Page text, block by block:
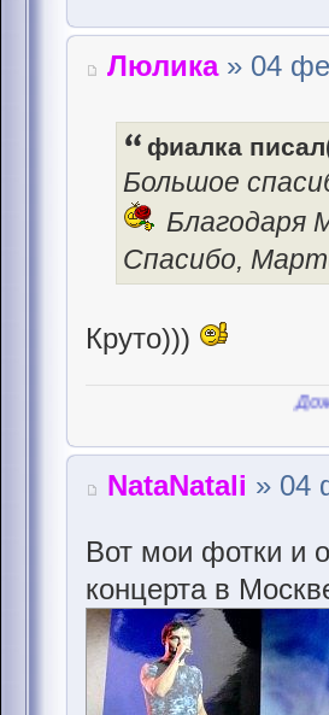
Люлика» 04
фиалка
Большое
Благодаря
Спасибо,
Круто)))
Дождь любви
NataNatali » 04
Вот мои фотки и
концерта в